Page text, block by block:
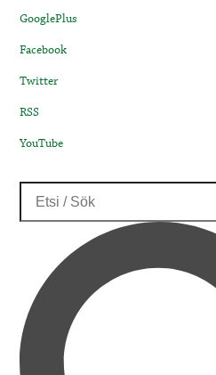
GooglePlus
Facebook
Twitter
RSS
YouTube